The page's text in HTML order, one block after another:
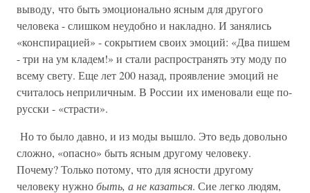
выводу, что быть эмоционально ясным для другого
человека - слишком неудобно и накладно. И занялись
«конспирацией» - сокрытием своих эмоций: «Два пишем
- три на ум кладем!» и стали распространять эту моду по
всему свету. Еще лет 200 назад, проявление эмоций не
считалось неприличным. В России их именовали еще по-
русски - «страсти».
Но то было давно, и из моды вышло. Это ведь довольно
сложно, «опасно» быть ясным другому человеку.
Почему? Только потому, что для ясности другому
человеку нужнобыть, а не казаться. Сие легко людям,